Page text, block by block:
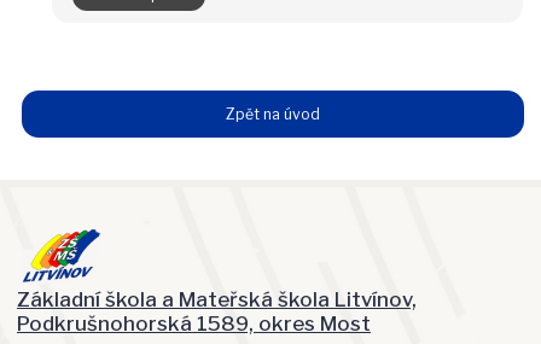
Zpět na úvod
Základní škola a Mateřská škola Litvínov,
Podkrušnohorská 1589, okres Most